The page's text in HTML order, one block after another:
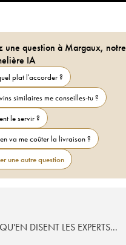
une question à Margaux, notre
IA
plat l'accorder ?
similaires me conseilles-tu ?
le servir ?
va me coûter la livraison ?
une autre question
DISENT LES EXPERTS...